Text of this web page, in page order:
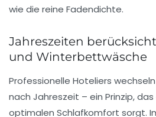
wie die reine Fadendichte.
Jahreszeiten
und Winterbettwäsche
Professionelle Hoteliers
nach Jahreszeit – ein Prinzip,
optimalen Schlafkomfort sorgt.